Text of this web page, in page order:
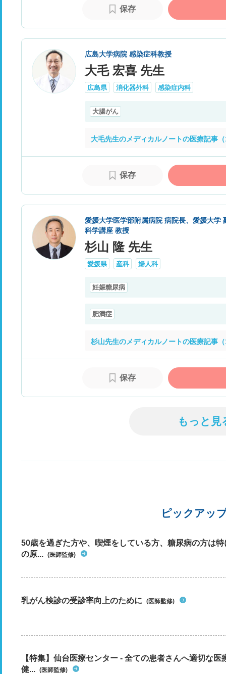
保存
広島大学病院 感染症科教授
大毛 宏喜 先生
広島県 消化器外科 感染症内科
大腸がん
大毛先生のメディカルノートの医療記事
保存
愛媛大学医学部附属病院 病院長、愛媛大学
科学講座 教授
杉山 隆 先生
愛媛県 産科 婦人科
妊娠糖尿病
肥満症
杉山先生のメディカルノートの医療記事
保存
もっと見
ピックアッ
50歳を過ぎた方や、喫煙をしている方、糖尿病の方は
の原... (医師監修)
乳がん検診の受診率向上のために (医師監修)
【特集】仙台医療センター - 全ての患者さんへ適切な
健... (医師監修)